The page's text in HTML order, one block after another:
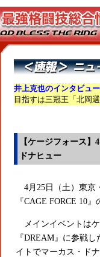
井上克也のインタビュ
目指すは三冠王「北岡
【ケージフォース
ドナヒュー
4月25日（土）東京
『CAGE FORCE 10
メインイベントはケ
『DREAM』に参戦
イトでマーカス・ド